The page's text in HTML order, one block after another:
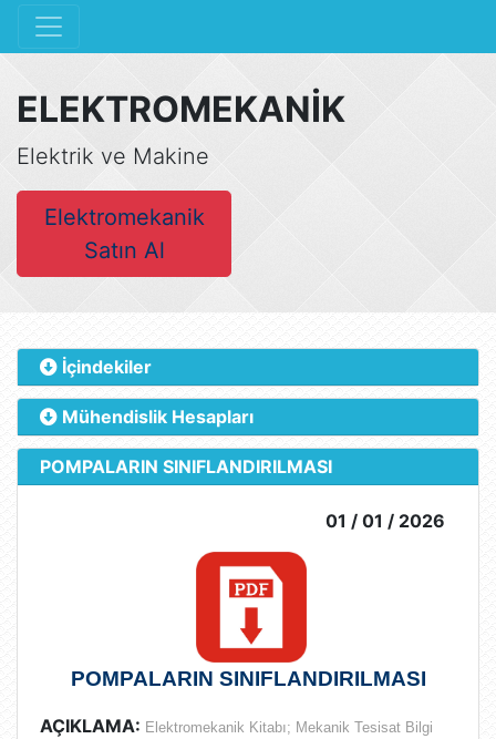
ELEKTROMEKANİK
Elektrik ve Makine
Elektromekanik
Satın Al
İçindekiler
Mühendislik Hesapları
POMPALARIN SINIFLANDIRILMASI
01 / 01 / 2026
POMPALARIN SINIFLANDIRILMASI
AÇIKLAMA: Elektromekanik Kitabı; Mekanik Tesisat Bilgi